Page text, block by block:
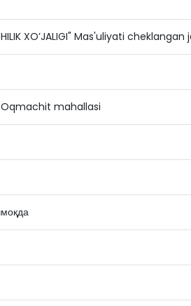
XO’JALIGI" Mas'uliyati
Oqmachit mahallasi